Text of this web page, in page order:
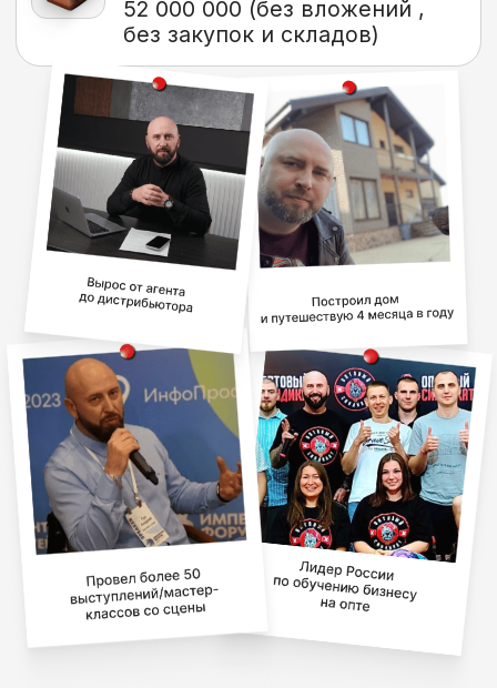
Работаю водителем большегруза. На
Евгений
синдикат». На обучении есть готовый
поставщик по напиткам. Начала
работать с ним как агент. Получаю с
каждой сделки от 35 до 60 тыс.
В первый месяц провела 3 сделки,
работаю из дома. Планирую в
ближайшее время выйти на доход от
300 тыс.
Это мой первый опыт в бизнесе.
Спасибо Андрею. Стал дилером
по продаже мебели. Средний
c каждой продажи. На
сегодняшний день оборот свыше
1,5 млн. в месяц. Этот курс
стал лучшим вложением в моей
жизни.
Игорь